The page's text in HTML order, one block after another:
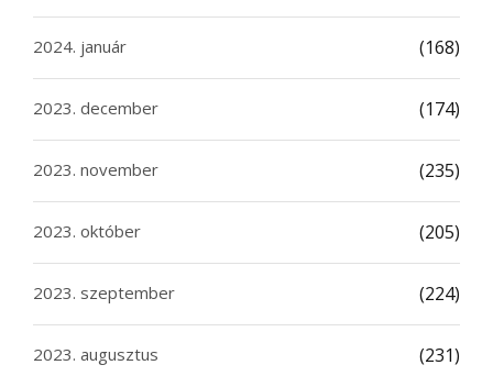
2024. január (168)
2023. december (174)
2023. november (235)
2023. október (205)
2023. szeptember (224)
2023. augusztus (231)